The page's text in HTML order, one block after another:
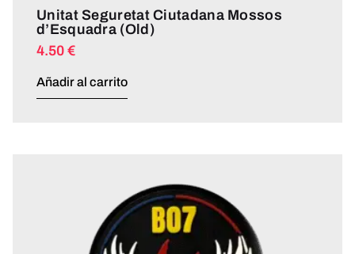
Unitat Seguretat Ciutadana Mossos
d’Esquadra (Old)
4.50 €
Añadir al carrito